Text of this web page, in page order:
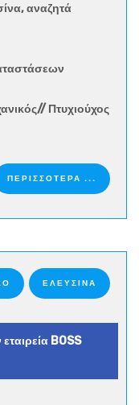
αναζητά
Πτυχιούχος
ΠΕΡΙΣΣΟΤΕΡΑ ...
ΕΛΕΥΣΙΝΑ
BOSS